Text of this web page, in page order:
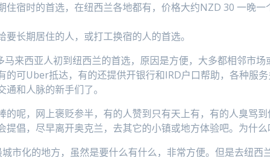
住宿时的首选，在纽西兰各地都有，价格大约NZD 30 一晚一
长期居住的人，或打工换宿的人的首选。
马来西亚人初到纽西兰的首选，原因是方便，大多都相邻市场
的可Uber抵达，有的还提供开银行和IRD户口帮助，各种服
和人脉的新手们了。
的呢，网上褒贬参半，有的人赞到只有天上有，有的人臭骂
提倡，尽早离开奥克兰，去其它的小镇或地方体验吧。为什么
市化的地方，虽然是要什么有什么，非常方便。但是去纽西